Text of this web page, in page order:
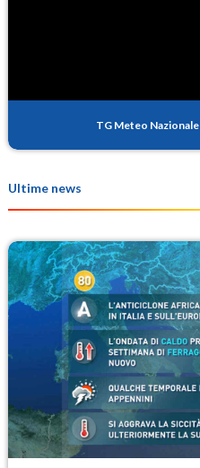
TG Meteo Nazionale
Ultime news